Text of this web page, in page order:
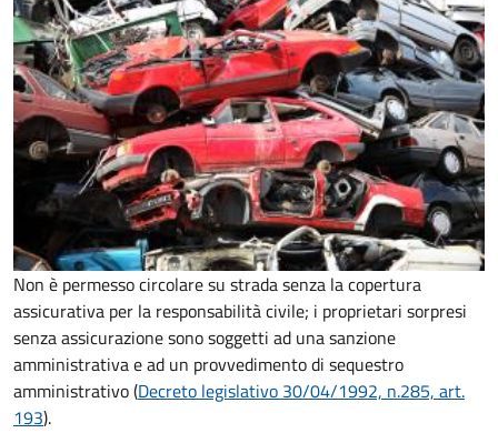
Non è permesso circolare su strada senza la copertura
assicurativa per la responsabilità civile; i proprietari sorpresi
senza assicurazione sono soggetti ad una sanzione
amministrativa e ad un provvedimento di sequestro
amministrativo (Decreto legislativo 30/04/1992, n.285, art.
193).